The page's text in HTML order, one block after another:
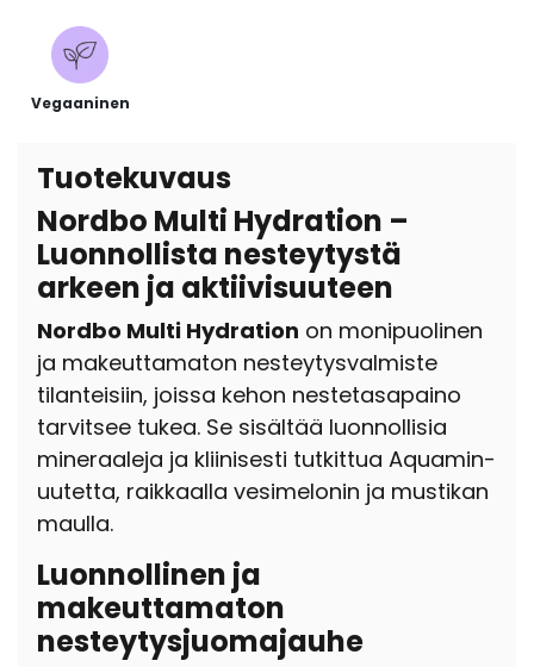
Vegaaninen
Tuotekuvaus
Nordbo Multi Hydration –
Luonnollista nesteytystä
arkeen ja aktiivisuuteen
Nordbo Multi Hydration on monipuolinen
ja makeuttamaton nesteytysvalmiste
tilanteisiin, joissa kehon nestetasapaino
tarvitsee tukea. Se sisältää luonnollisia
mineraaleja ja kliinisesti tutkittua Aquamin-
uutetta, raikkaalla vesimelonin ja mustikan
maulla.
Luonnollinen ja
makeuttamaton
nesteytysjuomajauhe